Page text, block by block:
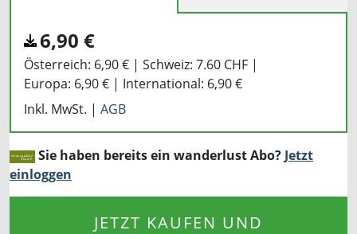
6,90 €
Österreich: 6,90 € Schweiz: 7.60 CHF
Europa: 6,90 € International: 6,90 €
Inkl. MwSt. | AGB
Sie haben bereits ein wanderlust Abo? Jetzt
einloggen
JETZT KAUFEN UND